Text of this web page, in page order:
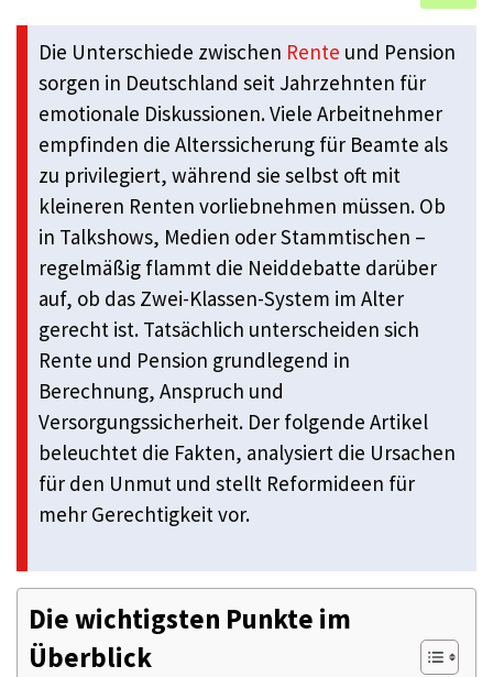
Die Unterschiede zwischen Rente und Pension
sorgen in Deutschland seit Jahrzehnten für
emotionale Diskussionen. Viele Arbeitnehmer
empfinden die Alterssicherung für Beamte als
zu privilegiert, während sie selbst oft mit
kleineren Renten vorliebnehmen müssen. Ob
in Talkshows, Medien oder Stammtischen –
regelmäßig flammt die Neiddebatte darüber
auf, ob das Zwei-Klassen-System im Alter
gerecht ist. Tatsächlich unterscheiden sich
Rente und Pension grundlegend in
Berechnung, Anspruch und
Versorgungssicherheit. Der folgende Artikel
beleuchtet die Fakten, analysiert die Ursachen
für den Unmut und stellt Reformideen für
mehr Gerechtigkeit vor.
Die wichtigsten Punkte im
Überblick